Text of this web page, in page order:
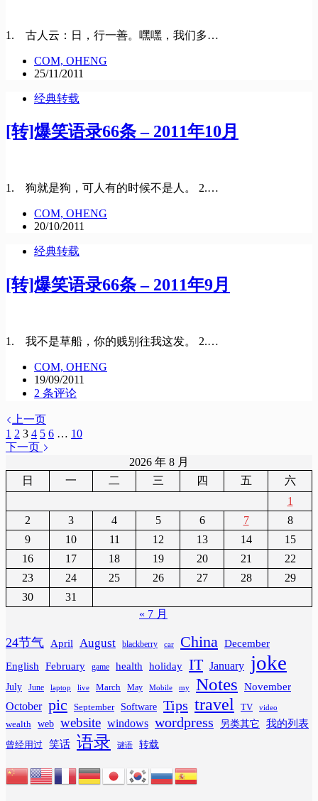
1. 古人云：日，行一善。嘿嘿，我们多…
COM, OHENG
25/11/2011
经典转载
[转]爆笑语录66条 – 2011年10月
1. 狗就是狗，可人有的时候不是人。 2.…
COM, OHENG
20/10/2011
经典转载
[转]爆笑语录66条 – 2011年9月
1. 我不是草船，你的贱别往我这发。 2.…
COM, OHENG
19/09/2011
2 条评论
上一页
1 2 3 4 5 6 … 10
下一页
2026 年 8 月
日
一 二 三 四 五
六
1
2
3 4 5 6 7
8
9
10 11 12 13 14
15
16
17 18 19 20 21
22
23
24 25 26 27 28
29
30
31
« 7 月
24节气 April August blackberry car China December
English
February game health holiday IT January joke
July June laptop live March May Mobile my Notes November
October pic September Software Tips travel TV video
wealth web website windows wordpress 另类其它 我的列表
曾经用过 笑话 语录 谜语 转载